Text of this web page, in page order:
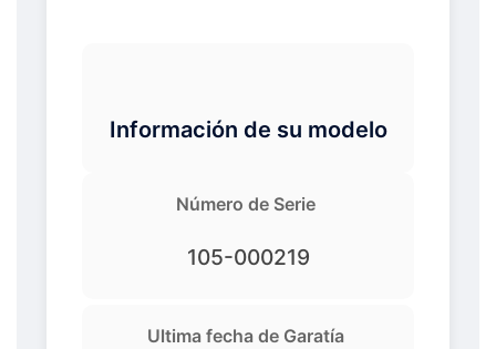
Información de su modelo
Número de Serie
105-000219
Ultima fecha de Garatía